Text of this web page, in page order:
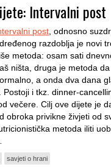
Intervalni post
post , odnosno
razdoblja je novi
metoda: osam sati
ništa, druga je metoda
a onda dva dana
Postoji i tkz. dinner-
večere. Cilj ove dijete je
obroka privikne živjeti od
metoda iliti
savjeti o hrani